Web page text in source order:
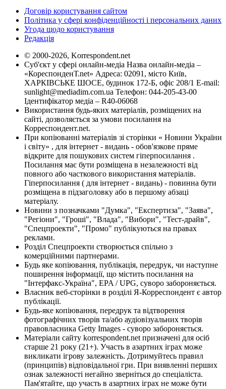
Договір користування сайтом
Політика у сфері конфіденційності і персональних даних
Угода щодо користування
Редакція
© 2000-2026, Korrespondent.net
Суб'єкт у сфері онлайн-медіа Назва онлайн-медіа –
«КореспонденТ.net» Адреса: 02091, місто Київ,
ХАРКІВСЬКЕ ШОСЕ, будинок 172-Б, офіс 208/1 E-mail:
sunlight@mediadim.com.ua Телефон: 044-205-43-00
Ідентифікатор медіа – R40-06068
Використання будь-яких матеріалів, розміщених на
сайті, дозволяється за умови посилання на
Корреспондент.net.
При копіюванні матеріалів зі сторінки « Новини України
і світу» , для інтернет - видань - обов'язкове пряме
відкрите для пошукових систем гіперпосилання .
Посилання має бути розміщена в незалежності від
повного або часткового використання матеріалів.
Гіперпосилання ( для інтернет - видань) - повинна бути
розміщена в підзаголовку або в першому абзаці
матеріалу.
Новини з позначками "Думка", "Експертиза", "Заява",
"Регіони", "Гроші", "Влада", "Вибори", "Тест-драйв",
"Спецпроекти", "Промо" публікуються на правах
реклами.
Розділ Спецпроекти створюється спільно з
комерційними партнерами.
Будь яке копіювання, публікація, передрук, чи наступне
поширення інформації, що містить посилання на
"Інтерфакс-Україна", EPA / UPG, суворо забороняється.
Власник веб-сторінки в розділі Я-Корреспондент є автор
публікації.
Будь-яке копіювання, передрук та відтворення
фотографічних творів та/або аудіовізуальних творів
правовласника Getty Images - суворо забороняється.
Матеріали сайту korrespondent.net призначені для осіб
старше 21 року (21+). Участь в азартних іграх може
викликати ігрову залежність. Дотримуйтесь правил
(принципів) відповідальної гри. При виявленні перших
ознак залежності негайно зверніться до спеціаліста.
Пам'ятайте, що участь в азартних іграх не може бути